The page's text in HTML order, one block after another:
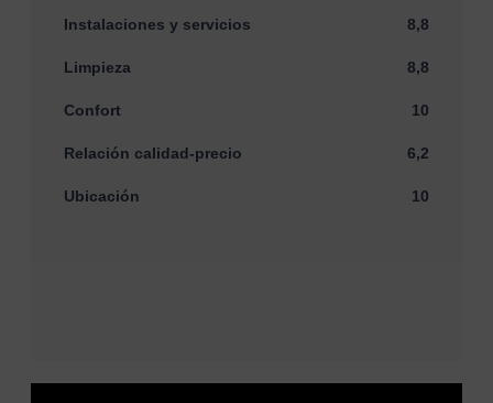
Instalaciones y servicios 8,8
Limpieza 8,8
Confort 10
Relación calidad-precio 6,2
Ubicación 10